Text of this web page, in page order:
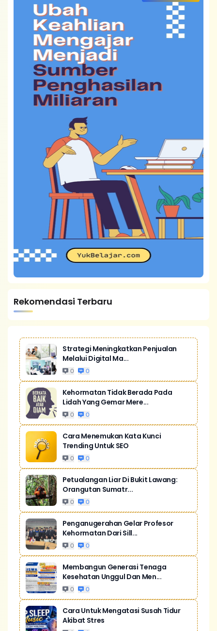
Rekomendasi Terbaru
Strategi Meningkatkan Penjualan
Melalui Digital Ma...
0 0
Kehormatan Tidak Berada Pada
Lidah Yang Gemar Mere...
0 0
Cara Menemukan Kata Kunci
Trending Untuk SEO
0 0
Petualangan Liar Di Bukit Lawang:
Orangutan Sumatr...
0 0
Penganugerahan Gelar Profesor
Kehormatan Dari Sill...
0 0
Membangun Generasi Tenaga
Kesehatan Unggul Dan Men...
0 0
Cara Untuk Mengatasi Susah Tidur
Akibat Stres